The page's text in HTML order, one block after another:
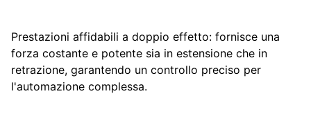
Prestazioni affidabili a doppio effetto: fornisce una
forza costante e potente sia in estensione che in
retrazione, garantendo un controllo preciso per
l'automazione complessa.